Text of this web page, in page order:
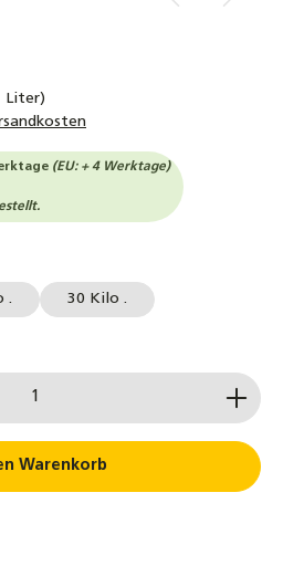
Liter)
(EU: + 4 Werktage)
20 Kilo . 30 Kilo .
gewünschten Wert ein
Warenkorb